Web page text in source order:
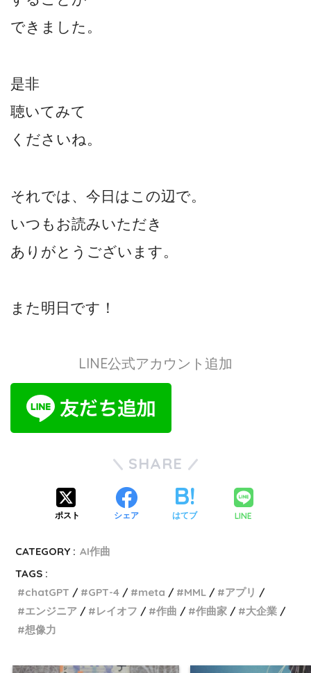
できました。
是非
聴いてみて
くださいね。
それでは、今日はこの辺で。
いつもお読みいただき
ありがとうございます。
また明日です！
LINE公式アカウント追加
SHARE
ポスト シェア はてブ LINE
CATEGORY : AI作曲
TAGS :
chatGPT
GPT-4 meta MML
アプリ
エンジニア
レイオフ 作曲 作曲家
大企業
想像力